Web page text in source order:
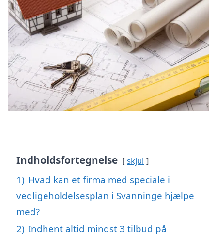
Indholdsfortegnelse skjul
1) Hvad kan et firma med speciale i
vedligeholdelsesplan i Svanninge hjælpe
med?
2) Indhent altid mindst 3 tilbud på